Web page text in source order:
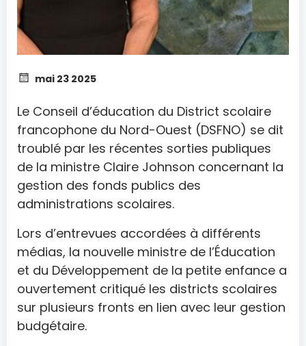
mai 23 2025
Le Conseil d’éducation du District scolaire
francophone du Nord-Ouest (DSFNO) se dit
troublé par les récentes sorties publiques
de la ministre Claire Johnson concernant la
gestion des fonds publics des
administrations scolaires.
Lors d’entrevues accordées à différents
médias, la nouvelle ministre de l’Éducation
et du Développement de la petite enfance a
ouvertement critiqué les districts scolaires
sur plusieurs fronts en lien avec leur gestion
budgétaire.